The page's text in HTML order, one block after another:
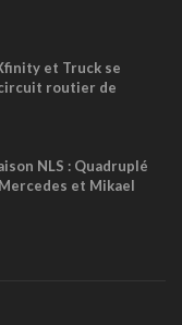
et Truck se
routier de
NLS : Quadruplé
et Mikael